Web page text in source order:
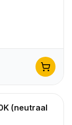
(neutraal